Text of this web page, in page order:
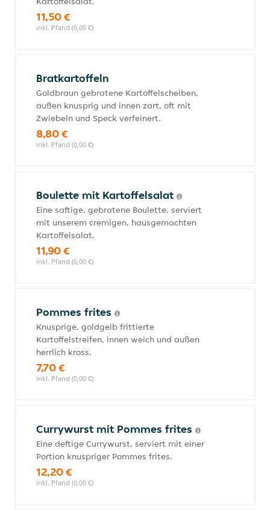
11,50 €
inkl. Pfand (0,00 €)
Bratkartoffeln
Goldbraun gebratene Kartoffelscheiben,
außen knusprig und innen zart, oft mit
Zwiebeln und Speck verfeinert.
8,80 €
inkl. Pfand (0,00 €)
Boulette mit Kartoffelsalat
Eine saftige, gebratene Boulette, serviert
mit unserem cremigen, hausgemachten
Kartoffelsalat.
11,90 €
inkl. Pfand (0,00 €)
Pommes frites
Knusprige, goldgelb frittierte
Kartoffelstreifen, innen weich und außen
herrlich kross.
7,70 €
inkl. Pfand (0,00 €)
Currywurst mit Pommes frites
Eine deftige Currywurst, serviert mit einer
Portion knuspriger Pommes frites.
12,20 €
inkl. Pfand (0,00 €)